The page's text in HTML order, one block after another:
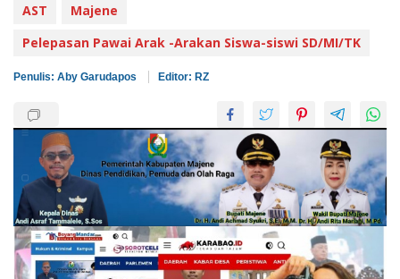
AST
Majene
Pelepasan Pawai Arak -Arakan Siswa-siswi SD/MI/TK
Penulis: Aby Garudapos Editor: RZ